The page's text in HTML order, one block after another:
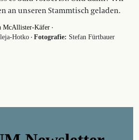
an unseren Stammtisch geladen.
McAllister-Käfer ·
Hotko · Fotografie: Stefan Fürtbauer